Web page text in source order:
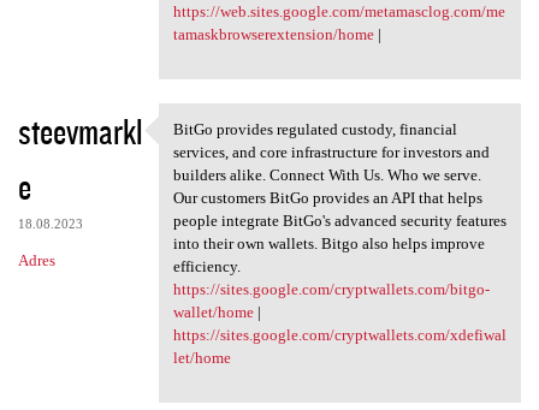
https://web.sites.google.com/metamasclog.com/me
tamaskbrowserextension/home|
steevmarkl
e
18.08.2023
Adres
BitGo provides regulated
BitGo provides regulated custody, financial
services, and core infrastructure for investors and
builders alike. Connect With Us. Who we serve.
Our customers BitGo provides an API that helps
people integrate BitGo's advanced security features
into their own wallets. Bitgo also helps improve
efficiency.
https://sites.google.com/cryptwallets.com/bitgo-
wallet/home|
https://sites.google.com/cryptwallets.com/xdefiwal
let/home